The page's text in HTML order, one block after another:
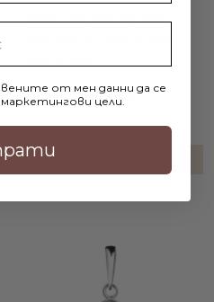
Сребърни обеци Капка с
€49.90 / 97.60лв.
ДОБАВИ В КОЛИЧКАТА
от мен данни да се
цели.